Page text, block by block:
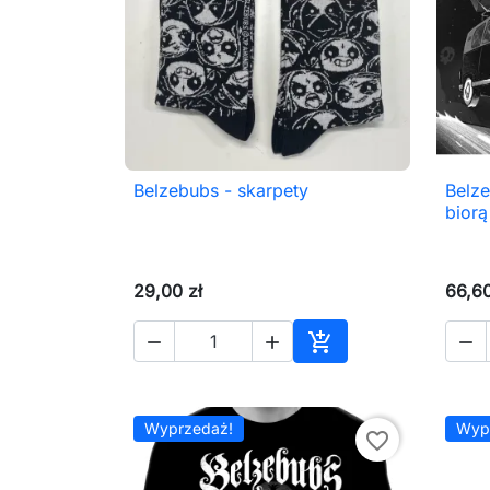
 Szybki podgląd
Belzebubs - skarpety
29,00 zł
  
Dodaj do koszyka

Wyprzedaż! favorite_border